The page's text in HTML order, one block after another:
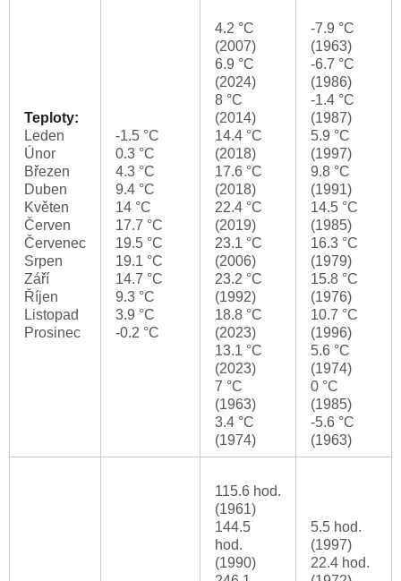
Teploty:
Leden
Únor
Březen
Duben
Květen
Červen
Červenec
Srpen
Září
Říjen
Listopad
Prosinec
-1.5 °C
0.3 °C
4.3 °C
9.4 °C
14 °C
17.7 °C
19.5 °C
19.1 °C
14.7 °C
9.3 °C
3.9 °C
-0.2 °C
4.2 °C
(2007)
6.9 °C
(2024)
8 °C
(2014)
14.4 °C
(2018)
17.6 °C
(2018)
22.4 °C
(2019)
23.1 °C
(2006)
23.2 °C
(1992)
18.8 °C
(2023)
13.1 °C
(2023)
7 °C
(1963)
3.4 °C
(1974)
-7.9 °C
(1963)
-6.7 °C
(1986)
-1.4 °C
(1987)
5.9 °C
(1997)
9.8 °C
(1991)
14.5 °C
(1985)
16.3 °C
(1979)
15.8 °C
(1976)
10.7 °C
(1996)
5.6 °C
(1974)
0 °C
(1985)
-5.6 °C
(1963)
115.6 hod.
(1961)
144.5
hod.
(1990)
5.5 hod.
(1997)
22.4 hod.